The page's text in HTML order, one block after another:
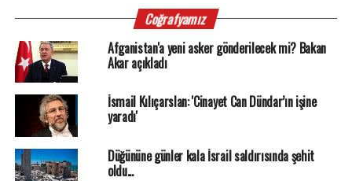
Coğrafyamız
Afganistan'a yeni asker gönderilecek mi? Bakan
Akar açıkladı
İsmail Kılıçarslan: 'Cinayet Can Dündar’ın işine
yaradı'
Düğününe günler kala İsrail saldırısında şehit
oldu...